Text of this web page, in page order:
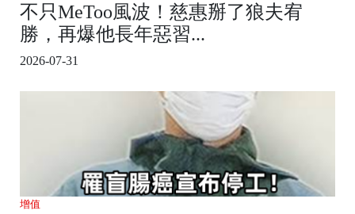
不只MeToo風波！慈惠掰了狼夫宥
勝，再爆他長年惡習...
2026-07-31
增值